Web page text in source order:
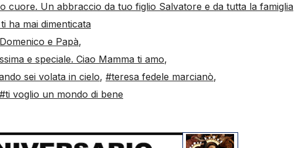
cuore. Un abbraccio da tuo figlio Salvatore e da tutta la famiglia
ha mai dimenticata
e Papà,
e speciale. Ciao Mamma ti amo,
sei volata in cielo, #teresa fedele marcianò,
#ti voglio un mondo di bene